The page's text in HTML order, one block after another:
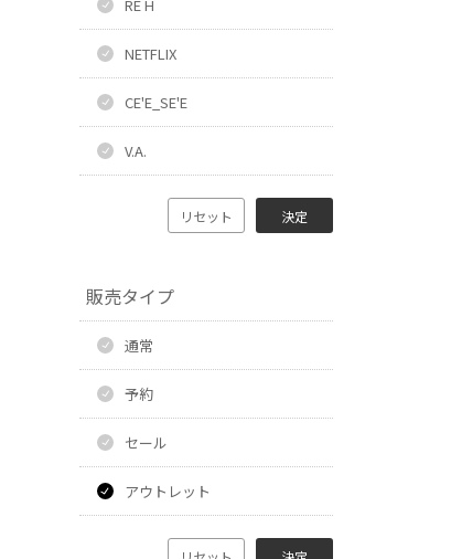
RE H
NETFLIX
CE'E_SE'E
V.A.
リセット 決定
販売タイプ
通常
予約
セール
アウトレット